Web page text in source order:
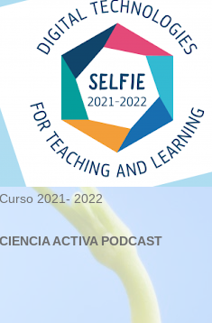
Curso 2021- 2022
CIENCIA ACTIVA PODCAST